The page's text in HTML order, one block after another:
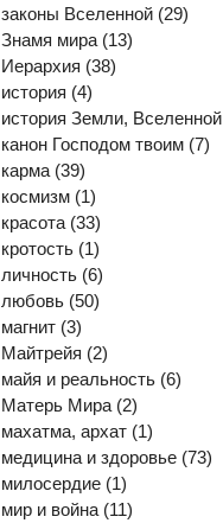
законы Вселенной (29)
Знамя мира (13)
Иерархия (38)
история (4)
история Земли, Вселенной
канон Господом твоим (7)
карма (39)
космизм (1)
красота (33)
кротость (1)
личность (6)
любовь (50)
магнит (3)
Майтрейя (2)
майя и реальность (6)
Матерь Мира (2)
махатма, архат (1)
медицина и здоровье (73)
милосердие (1)
мир и война (11)